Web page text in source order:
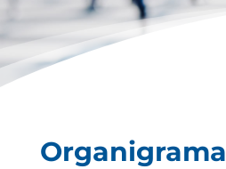
Organigrama